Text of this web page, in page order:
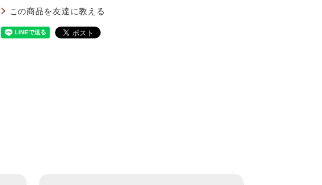
この商品を友達に教える